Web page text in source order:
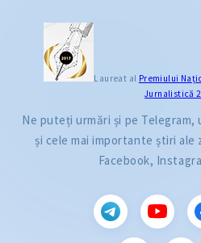
Laureat al Premiului
Jurnalistică
Ne puteți urmări și pe
și cele mai importante știri ale
Facebook,